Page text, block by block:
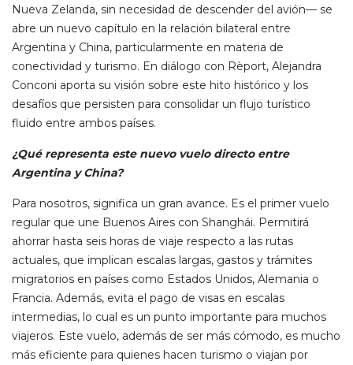
Nueva Zelanda, sin necesidad de descender del avión— se
abre un nuevo capítulo en la relación bilateral entre
Argentina y China, particularmente en materia de
conectividad y turismo. En diálogo con Rèport, Alejandra
Conconi aporta su visión sobre este hito histórico y los
desafíos que persisten para consolidar un flujo turístico
fluido entre ambos países.
¿Qué representa este nuevo vuelo directo entre
Argentina y China?
Para nosotros, significa un gran avance. Es el primer vuelo
regular que une Buenos Aires con Shanghái. Permitirá
ahorrar hasta seis horas de viaje respecto a las rutas
actuales, que implican escalas largas, gastos y trámites
migratorios en países como Estados Unidos, Alemania o
Francia. Además, evita el pago de visas en escalas
intermedias, lo cual es un punto importante para muchos
viajeros. Este vuelo, además de ser más cómodo, es mucho
más eficiente para quienes hacen turismo o viajan por